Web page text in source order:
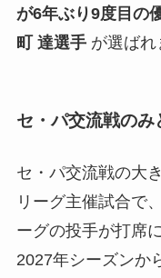
が6年ぶり9度目の
町 達選手が選ばれ
セ・パ交流戦のみ
セ・パ交流戦の大
リーグ主催試合で
ーグの投手が打席
2027年シーズンか